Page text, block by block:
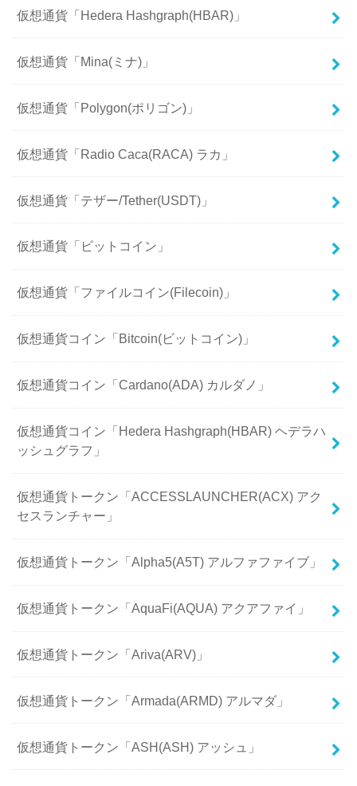
仮想通貨「Hedera Hashgraph(HBAR)」
仮想通貨「Mina(ミナ)」
仮想通貨「Polygon(ポリゴン)」
仮想通貨「Radio Caca(RACA) ラカ」
仮想通貨「テザー/Tether(USDT)」
仮想通貨「ビットコイン」
仮想通貨「ファイルコイン(Filecoin)」
仮想通貨コイン「Bitcoin(ビットコイン)」
仮想通貨コイン「Cardano(ADA) カルダノ」
仮想通貨コイン「Hedera Hashgraph(HBAR) ヘデラハ
ッシュグラフ」
仮想通貨トークン「ACCESSLAUNCHER(ACX) アク
セスランチャー」
仮想通貨トークン「Alpha5(A5T) アルファファイブ」
仮想通貨トークン「AquaFi(AQUA) アクアファイ」
仮想通貨トークン「Ariva(ARV)」
仮想通貨トークン「Armada(ARMD) アルマダ」
仮想通貨トークン「ASH(ASH) アッシュ」